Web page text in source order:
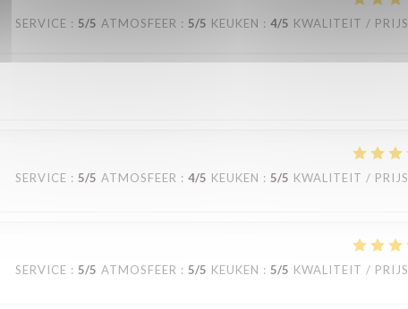
SERVICE : 5/5 ATMOSFEER : 5/5 KEUKEN : 4/5 KWALITEIT / PRIJS
SERVICE : 5/5 ATMOSFEER : 4/5 KEUKEN : 5/5 KWALITEIT / PRIJS
SERVICE : 5/5 ATMOSFEER : 5/5 KEUKEN : 5/5 KWALITEIT / PRIJS